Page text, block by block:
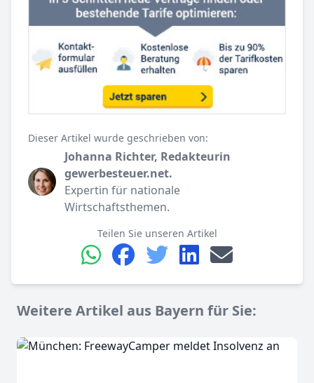
Dieser Artikel wurde geschrieben von:
Johanna Richter, Redakteurin
gewerbesteuer.net.
Expertin für nationale
Wirtschaftsthemen.
Teilen Sie unseren Artikel
Weitere Artikel aus Bayern für Sie: